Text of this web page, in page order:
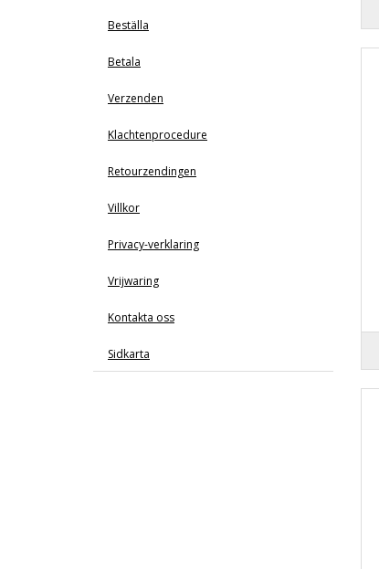
Beställa
Betala
Verzenden
Klachtenprocedure
Retourzendingen
Villkor
Privacy-verklaring
Vrijwaring
Kontakta oss
Sidkarta